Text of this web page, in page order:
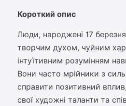
Короткий опис
Люди, народжені 17
творчим духом, чуйним
інтуїтивним розумінням
Вони часто мрійники з
справити позитивний
свої художні таланти та